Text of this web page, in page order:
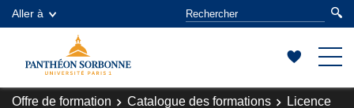
Aller à
Offre de formation Catalogue des formations
Licence